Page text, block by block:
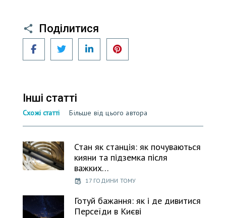
Поділитися
Facebook Twitter LinkedIn
Інші статті
Схожі статті Більше від цього автора
Стан як станція: як почуваються
кияни та підземка після
важких…
17 ГОДИНИ ТОМУ
Готуй бажання: як і де дивитися
Персеїди в Києві